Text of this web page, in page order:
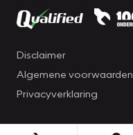
Disclaimer
Algemene voorwaarden
Privacyverklaring